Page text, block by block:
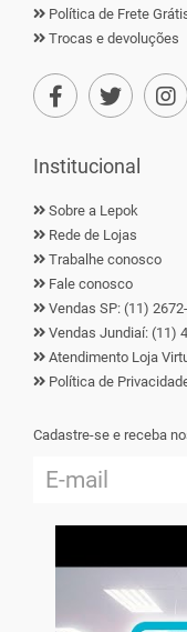
Política de Frete
Trocas e devoluções
Institucional
Sobre a Lepok
Rede de Lojas
Trabalhe conosco
Fale conosco
Vendas SP: (11)
Vendas Jundiaí: (11)
Atendimento Loja
Política de
Cadastre-se e receba